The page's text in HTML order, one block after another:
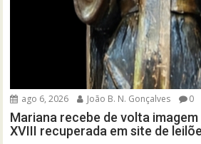
ago 6, 2026 João B. N. Gonçalves 0
Mariana recebe de volta
XVIII recuperada em site de